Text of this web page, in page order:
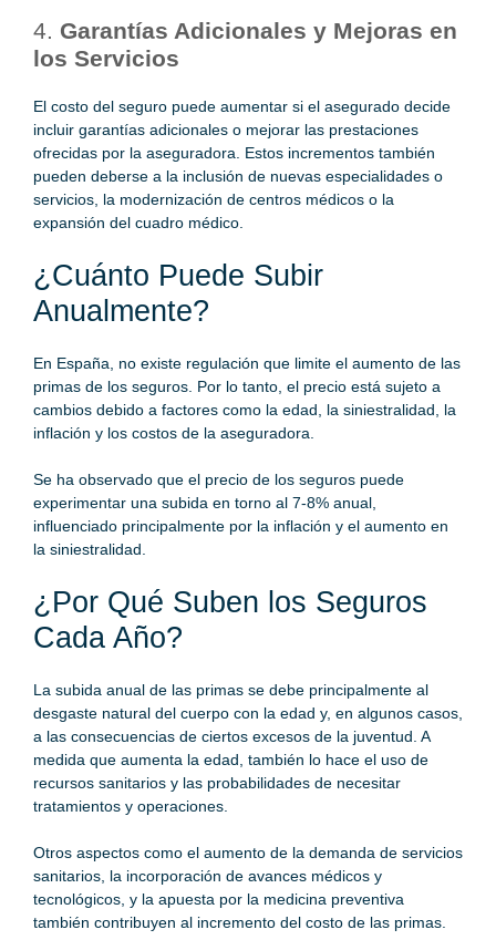
4. Garantías Adicionales y Mejoras en
los Servicios
El costo del seguro puede aumentar si el asegurado decide
incluir garantías adicionales o mejorar las prestaciones
ofrecidas por la aseguradora. Estos incrementos también
pueden deberse a la inclusión de nuevas especialidades o
servicios, la modernización de centros médicos o la
expansión del cuadro médico.
¿Cuánto Puede Subir
Anualmente?
En España, no existe regulación que limite el aumento de las
primas de los seguros. Por lo tanto, el precio está sujeto a
cambios debido a factores como la edad, la siniestralidad, la
inflación y los costos de la aseguradora.
Se ha observado que el precio de los seguros puede
experimentar una subida en torno al 7-8% anual,
influenciado principalmente por la inflación y el aumento en
la siniestralidad.
¿Por Qué Suben los Seguros
Cada Año?
La subida anual de las primas se debe principalmente al
desgaste natural del cuerpo con la edad y, en algunos casos,
a las consecuencias de ciertos excesos de la juventud. A
medida que aumenta la edad, también lo hace el uso de
recursos sanitarios y las probabilidades de necesitar
tratamientos y operaciones.
Otros aspectos como el aumento de la demanda de servicios
sanitarios, la incorporación de avances médicos y
tecnológicos, y la apuesta por la medicina preventiva
también contribuyen al incremento del costo de las primas.